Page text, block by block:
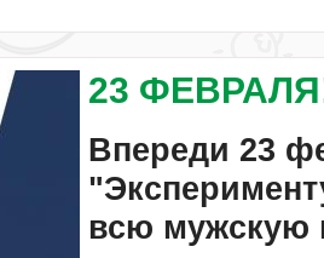
23
Впереди 23
всю мужскую